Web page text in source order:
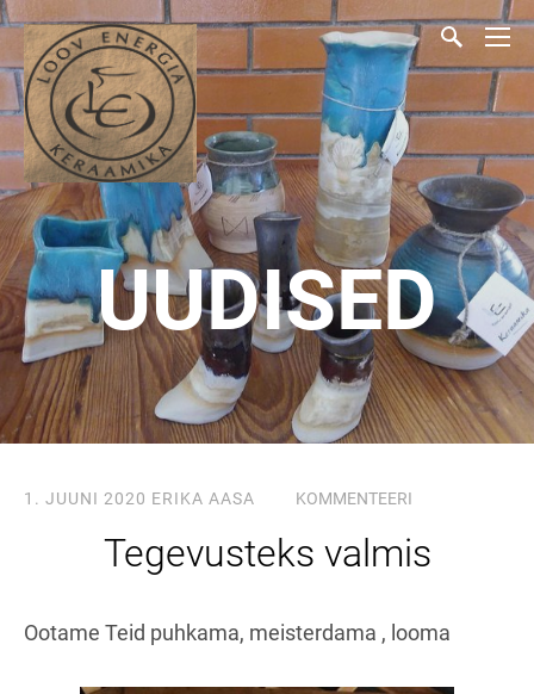
UUDISED
1. JUUNI 2020 ERIKA AASA KOMMENTEERI
Tegevusteks valmis
Ootame Teid puhkama, meisterdama , looma